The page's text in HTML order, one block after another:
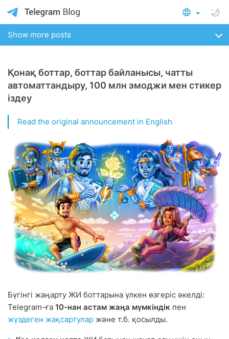
Show more posts
Қонақ боттар, боттар байланысы, чатты
автоматтандыру, 100 млн эмоджи мен стикер
іздеу
Read the original announcement in English
Бүгінгі жаңарту ЖИ боттарына үлкен өзгеріс әкелді:
Telegram-ға 10-нан астам жаңа мүмкіндік пен
жүздеген жақсартулар және т.б. қосылды.